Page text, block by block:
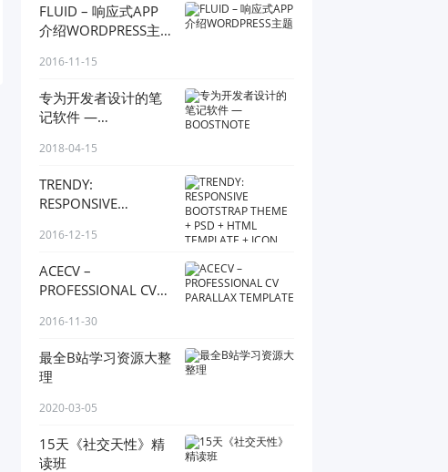
FLUID – 响应式APP
介绍WORDPRESS主
2016-11-15
专为开发者设计的笔
记软件 —
2018-04-15
TRENDY:
RESPONSIVE
+ PSD + HTML
PACK
2016-12-15
ACECV –
PROFESSIONAL CV
TEMPLATE
2016-11-30
最全B站学习资源大整
理
2020-03-05
15天《社交天性》精
读班